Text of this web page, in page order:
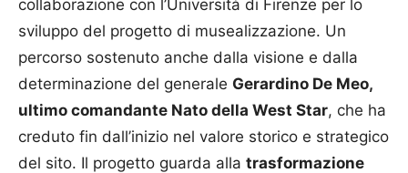
collaborazione con l’Università di Firenze per lo
sviluppo del progetto di musealizzazione. Un
percorso sostenuto anche dalla visione e dalla
determinazione del generale Gerardino De Meo,
ultimo comandante Nato della West Star, che ha
creduto fin dall’inizio nel valore storico e strategico
del sito. Il progetto guarda alla trasformazione